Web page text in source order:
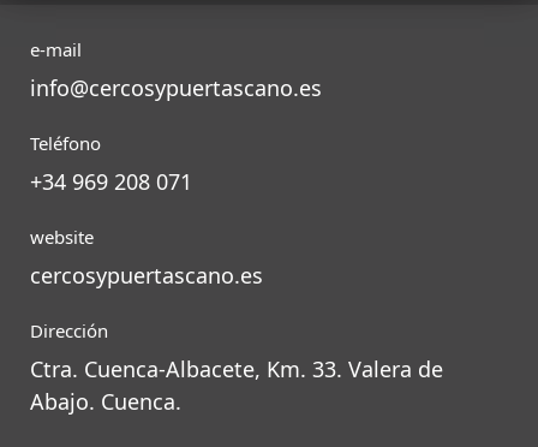
e-mail
info@cercosypuertascano.es
Teléfono
+34 969 208 071
website
cercosypuertascano.es
Dirección
Ctra. Cuenca-Albacete, Km. 33. Valera de
Abajo. Cuenca.